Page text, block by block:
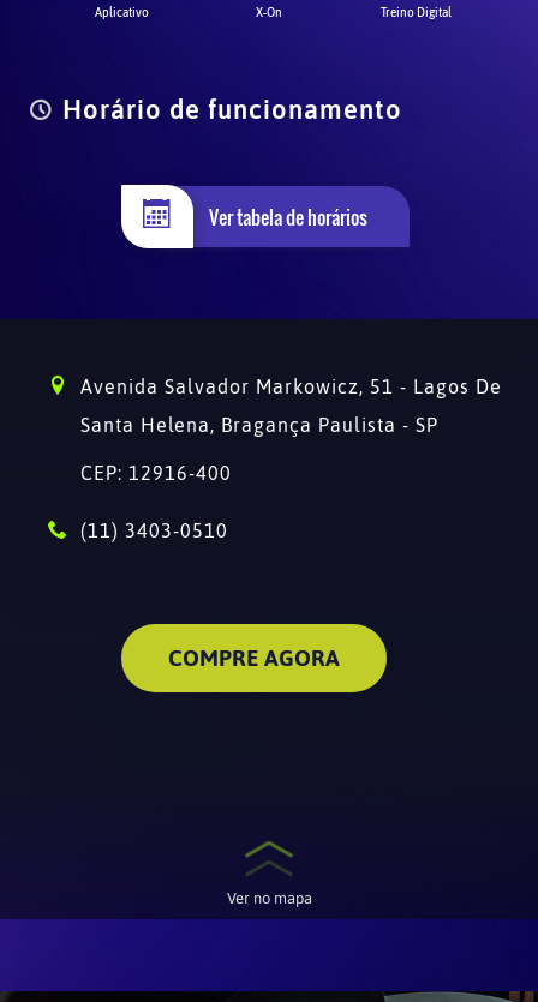
Aplicativo X-On Treino Digital
Horário de funcionamento
Ver tabela de horários
Avenida Salvador Markowicz, 51 - Lagos De
Santa Helena, Bragança Paulista - SP
CEP: 12916-400
(11) 3403-0510
COMPRE AGORA
Ver no mapa